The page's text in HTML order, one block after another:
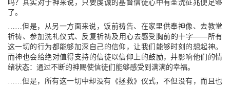
吗？其实对于神来说，只要虔诚的基督信徒心中有圣洗征兆便足够
了。
……但是，从另一方面来说，饭前祷告、在家里供奉神像、去教堂
祈祷、参加洗礼仪式、反复祈祷及用心去感受胸前的十字——所有
这一切的行为都能够加深自己的信仰，让我们能够时刻的想起神。
而神也会给绝对值得支持的信徒以信仰上的鼓励，并影响他们的情
绪状态：通过不断的神赐使信徒们能够感受到满满的幸福。
……但是，所有这一切中却没有《拯救》仪式，不但没有，而且也